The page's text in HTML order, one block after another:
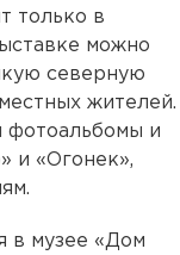
только в
можно
северную
жителей.
фотоальбомы и
и «Огонек»,
в музее «Дом